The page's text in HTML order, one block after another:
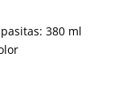
380 ml